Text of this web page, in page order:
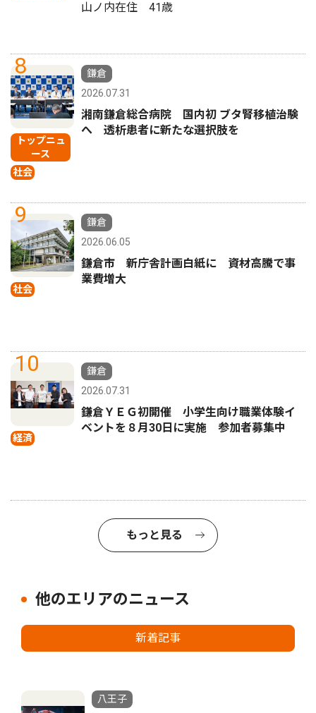
山ノ内在住 41歳
8
トップニュ
ース
社会
鎌倉
2026.07.31
湘南鎌倉総合病院 国内初 ブタ腎移植治験
へ 透析患者に新たな選択肢を
9
社会
鎌倉
2026.06.05
鎌倉市 新庁舎計画白紙に 資材高騰で事
業費増大
10
経済
鎌倉
2026.07.31
鎌倉ＹＥＧ初開催 小学生向け職業体験イ
ベントを８月30日に実施 参加者募集中
もっと見る
他のエリアのニュース
新着記事
八王子